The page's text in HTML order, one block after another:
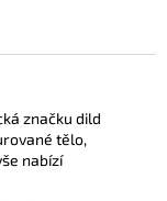
značku dild
tělo,
nabízí